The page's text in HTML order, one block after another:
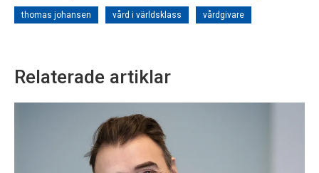
thomas johansen vård i världsklass vårdgivare
Relaterade artiklar